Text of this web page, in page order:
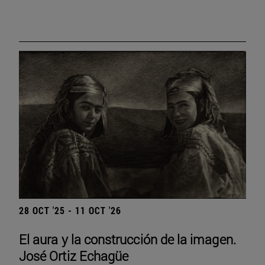
28 OCT '25 - 11 OCT '26
El aura y la construcción de la imagen.
José Ortiz Echagüe